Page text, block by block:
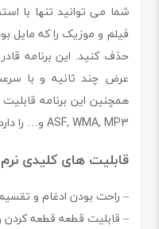
شما می توانید تنها با
فیلم و موزیک را که مایل
حذف کنید. این برنامه
عرض چند ثانیه و با
ASF, WMA, MP3 و… را دارد.
قابلیت های کلیدی نرم
– راحت بودن ادغام و
– قابلیت قطعه قطعه کردن